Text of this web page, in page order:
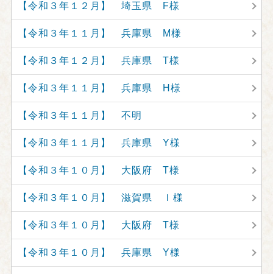
【令和３年１２月】 埼玉県 F様
【令和３年１１月】 兵庫県 M様
【令和３年１２月】 兵庫県 T様
【令和３年１１月】 兵庫県 H様
【令和３年１１月】 不明
【令和３年１１月】 兵庫県 Y様
【令和３年１０月】 大阪府 T様
【令和３年１０月】 滋賀県 Ｉ様
【令和３年１０月】 大阪府 T様
【令和３年１０月】 兵庫県 Y様